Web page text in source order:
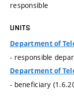
responsible
UNITS
Department of
- responsible
Department of
- beneficiary